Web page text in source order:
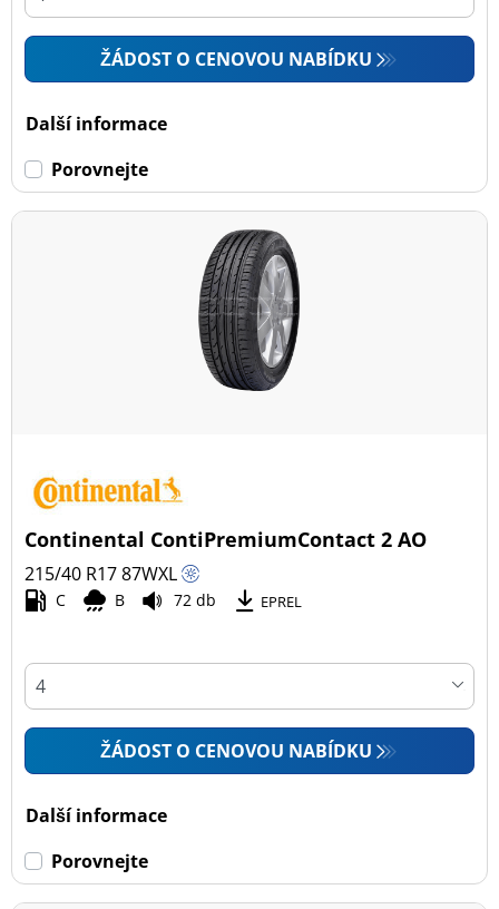
ŽÁDOST O CENOVOU NABÍDKU
Další informace
Porovnejte
Continental ContiPremiumContact 2 AO
215/40 R1787WXL
C B 72 db EPREL
ŽÁDOST O CENOVOU NABÍDKU
Další informace
Porovnejte